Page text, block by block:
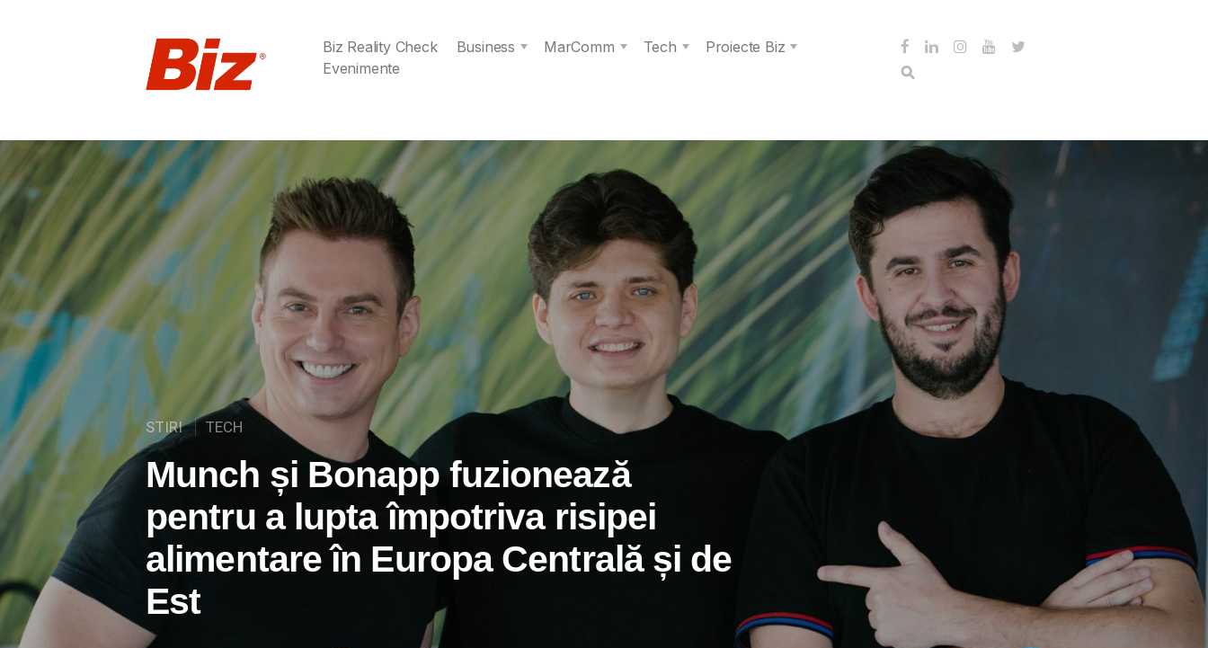
Biz Reality Check Business MarComm Tech
Proiecte Biz
Evenimente
STIRI TECH
Munch și Bonapp fuzionează
pentru a lupta împotriva risipei
alimentare în Europa Centrală și de
Est